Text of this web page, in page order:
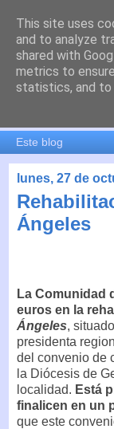
es por
El blog de Madrid
movilidad,
educación,
lunes, 27 de
Ángeles
La Comunidad
euros en la
Ángeles,
presidenta
del convenio de
la Diócesis de
localidad. Está
finalicen en un
que este
This site uses
and to analyze
shared with
metrics to
statistics, and to